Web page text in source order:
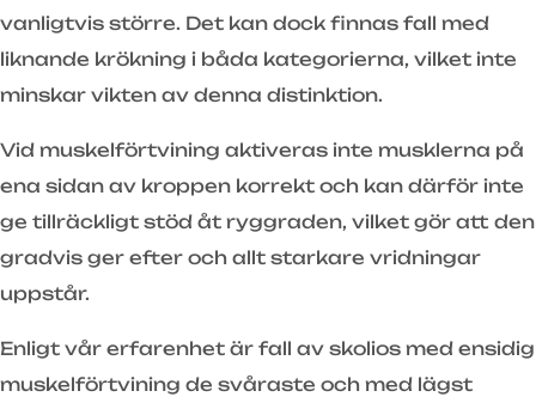
vanligtvis större. Det kan dock finnas fall med
liknande krökning i båda kategorierna, vilket inte
minskar vikten av denna distinktion.
Vid muskelförtvining aktiveras inte musklerna på
ena sidan av kroppen korrekt och kan därför inte
ge tillräckligt stöd åt ryggraden, vilket gör att den
gradvis ger efter och allt starkare vridningar
uppstår.
Enligt vår erfarenhet är fall av skolios med ensidig
muskelförtvining de svåraste och med lägst